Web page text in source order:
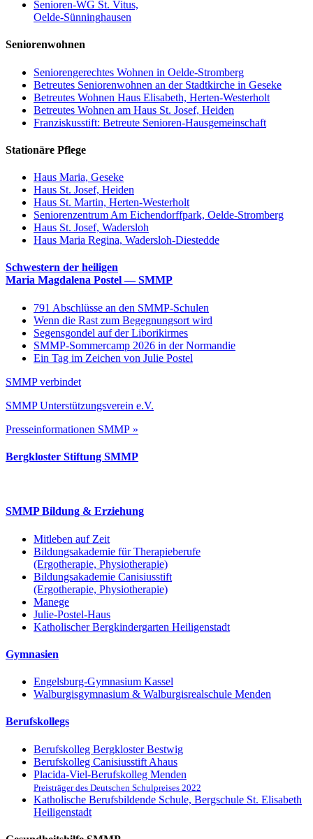
Senioren-WG St. Vitus,
Oelde-Sünninghausen
Seniorenwohnen
Seniorengerechtes Wohnen in Oelde-Stromberg
Betreutes Seniorenwohnen an der Stadtkirche in Geseke
Betreutes Wohnen Haus Elisabeth, Herten-Westerholt
Betreutes Wohnen am Haus St. Josef, Heiden
Franziskusstift: Betreute Senioren-Hausgemeinschaft
Stationäre Pflege
Haus Maria, Geseke
Haus St. Josef, Heiden
Haus St. Martin, Herten-Westerholt
Seniorenzentrum Am Eichendorffpark, Oelde-Stromberg
Haus St. Josef, Wadersloh
Haus Maria Regina, Wadersloh-Diestedde
Schwestern der heiligen
Maria Magdalena Postel — SMMP
791 Abschlüsse an den SMMP-Schulen
Wenn die Rast zum Begegnungsort wird
Segensgondel auf der Liborikirmes
SMMP-Sommercamp 2026 in der Normandie
Ein Tag im Zeichen von Julie Postel
SMMP verbindet
SMMP Unterstützungsverein e.V.
Presseinformationen SMMP »
Bergkloster Stiftung SMMP
SMMP Bildung & Erziehung
Mitleben auf Zeit
Bildungsakademie für Therapieberufe
(Ergotherapie, Physiotherapie)
Bildungsakademie Canisiusstift
(Ergotherapie, Physiotherapie)
Manege
Julie-Postel-Haus
Katholischer Bergkindergarten Heiligenstadt
Gymnasien
Engelsburg-Gymnasium Kassel
Walburgisgymnasium & Walburgisrealschule Menden
Berufskollegs
Berufskolleg Bergkloster Bestwig
Berufskolleg Canisiusstift Ahaus
Placida-Viel-Berufskolleg Menden
Preisträger des Deutschen Schulpreises 2022
Katholische Berufsbildende Schule, Bergschule St. Elisabeth
Heiligenstadt